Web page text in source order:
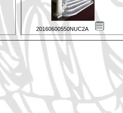
20160600550NUC2A